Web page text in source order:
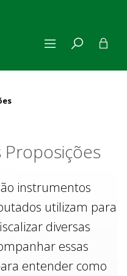
instrumentos
utilizam para
diversas
essas
entender como